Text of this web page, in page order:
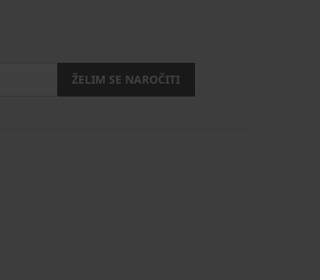
ŽELIM SE NAROČITI